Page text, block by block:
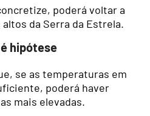
poderá voltar a
da Serra da Estrela.
hipótese
se as temperaturas em
poderá haver
mais elevadas.